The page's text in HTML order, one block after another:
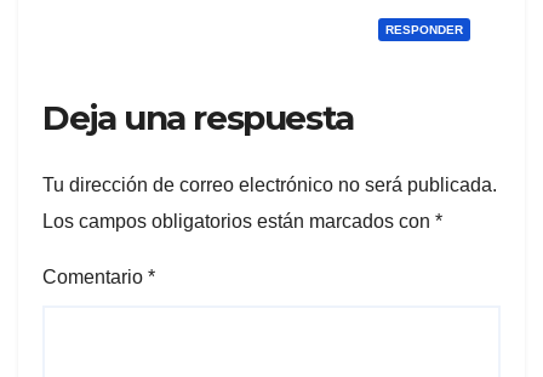
RESPONDER
Deja una respuesta
Tu dirección de correo electrónico no será publicada.
Los campos obligatorios están marcados con *
Comentario *